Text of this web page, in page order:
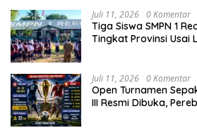
Juli 11, 2026 0 Komentar
Tiga Siswa SMPN 1
Tingkat Provinsi Usai
Juli 11, 2026 0 Komentar
Open Turnamen
III Resmi Dibuka,